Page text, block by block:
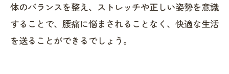
体のバランスを整え、ストレッチや正しい姿勢を意識
することで、腰痛に悩まされることなく、快適な生活
を送ることができるでしょう。